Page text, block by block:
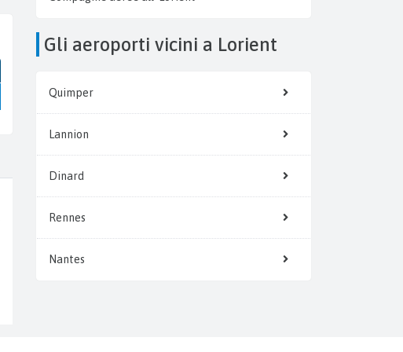
Gli aeroporti vicini a Lorient
Quimper
Lannion
Dinard
Rennes
Nantes